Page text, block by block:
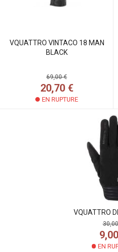
VQUATTRO VINTACO 18 MAN
BLACK
69,00 €
20,70 €
EN RUPTURE
VQUATTRO
EN